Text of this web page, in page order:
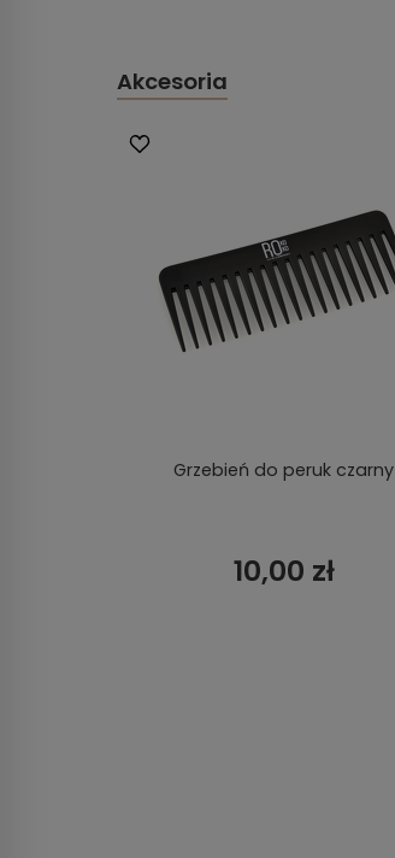
Akcesoria
Grzebień do peruk czarny
10,00 zł